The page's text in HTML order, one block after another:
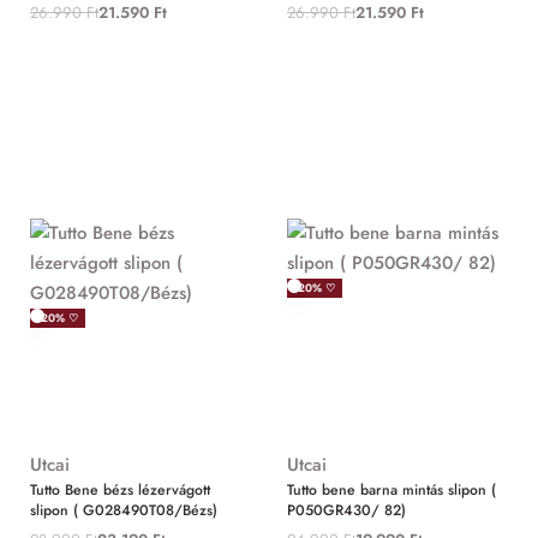
26.990Ft21.590 Ft 26.990Ft21.590 Ft
-20% ♡
Utcai
Tutto Bene bézs lézervágott
slipon ( G028490T08/Bézs)
-20% ♡
Utcai
Tutto bene barna mintás slipon (
P050GR430/ 82)